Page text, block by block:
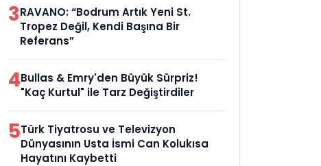
3RAVANO: “Bodrum Artık Yeni St.
Tropez Değil, Kendi Başına Bir
Referans”
4Bullas & Emry'den Büyük Sürpriz!
"Kaç Kurtul" ile Tarz Değiştirdiler
5Türk Tiyatrosu ve Televizyon
Dünyasının Usta İsmi Can Kolukısa
Hayatını Kaybetti